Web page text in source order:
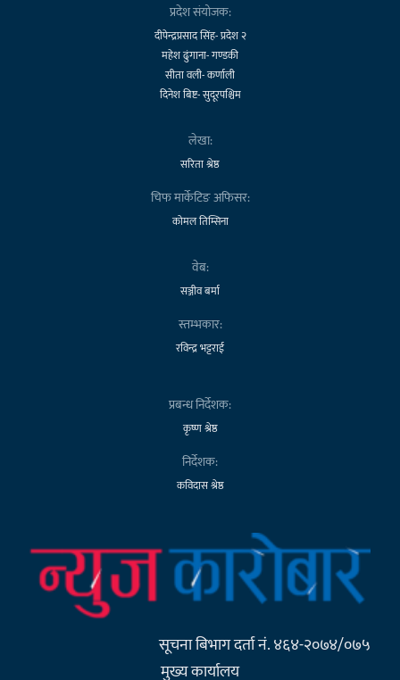
प्रदेश संयोजक:
दीपेन्द्रप्रसाद सिंह- प्रदेश २
महेश ढुंगाना- गण्डकी
सीता वली- कर्णाली
दिनेश बिष्ट- सुदूरपश्चिम
लेखा:
सरिता श्रेष्ठ
चिफ मार्केटिङ अफिसर:
कोमल तिम्सिना
वेब:
सञ्जीव बर्मा
स्तम्भकार:
रविन्द्र भट्टराई
प्रबन्ध निर्देशक:
कृष्ण श्रेष्ठ
निर्देशक:
कविदास श्रेष्ठ
सूचना बिभाग दर्ता नं. ४६४-२०७४/०७५
मुख्य कार्यालय